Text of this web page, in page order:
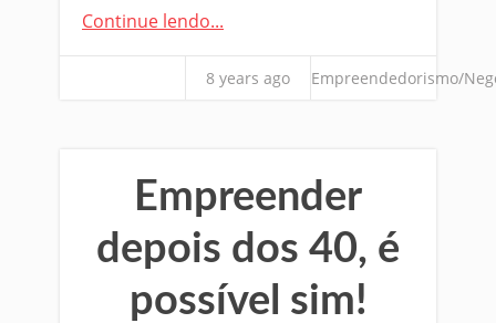
Continue lendo...
8 years ago Empreendedorismo/
Empreender
depois dos 40, é
possível sim!